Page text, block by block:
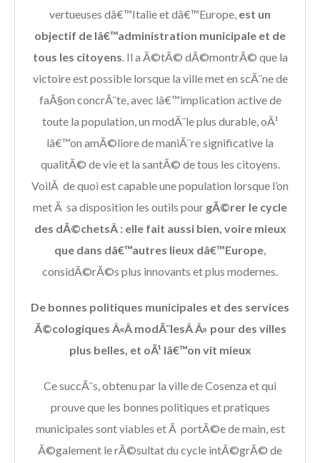
vertueuses dâ€™Italie et dâ€™Europe, est un
objectif de lâ€™administration municipale et de
tous les citoyens. Il a Ã©tÃ© dÃ©montrÃ© que la
victoire est possible lorsque la ville met en scÃ¨ne de
faÃ§on concrÃ¨te, avec lâ€™implication active de
toute la population, un modÃ¨le plus durable, oÃ¹
lâ€™on amÃ©liore de maniÃ¨re significative la
qualitÃ© de vie et la santÃ© de tous les citoyens.
VoilÃ de quoi est capable une population lorsque l’on
met Ã sa disposition les outils pour gÃ©rer le cycle
des dÃ©chetsÂ : elle fait aussi bien, voire mieux
que dans dâ€™autres lieux dâ€™Europe,
considÃ©rÃ©s plus innovants et plus modernes.
De bonnes politiques municipales et des services
Ã©cologiques Â«Â modÃ¨lesÂ Â» pour des villes
plus belles, et oÃ¹ lâ€™on vit mieux
Ce succÃ¨s, obtenu par la ville de Cosenza et qui
prouve que les bonnes politiques et pratiques
municipales sont viables et Ã portÃ©e de main, est
Ã©galement le rÃ©sultat du cycle intÃ©grÃ© de